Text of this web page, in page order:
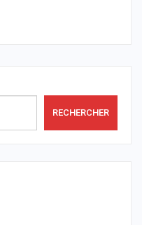
RECHERCHER